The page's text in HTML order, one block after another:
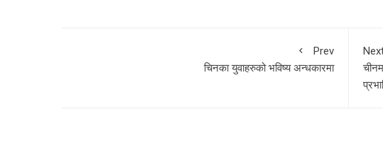
Prev
चिनका युवाहरुको भविष्य अन्धकारमा